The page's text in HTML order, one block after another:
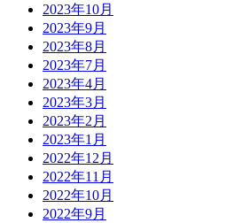
2023年10月
2023年9月
2023年8月
2023年7月
2023年4月
2023年3月
2023年2月
2023年1月
2022年12月
2022年11月
2022年10月
2022年9月